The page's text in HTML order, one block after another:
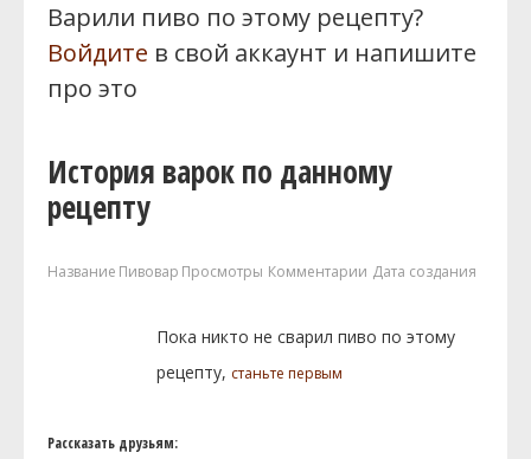
Варили пиво по этому рецепту?
Войдите в свой аккаунт и напишите
про это
История варок по данному
рецепту
Название Пивовар Просмотры Комментарии Дата создания
Пока никто не сварил пиво по этому
рецепту, станьте первым
Рассказать друзьям: